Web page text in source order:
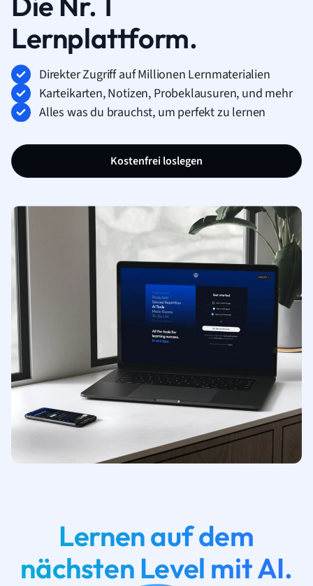
Lernplattform.
Direkter Zugriff auf Millionen Lernmaterialien
Karteikarten, Notizen, Probeklausuren, und mehr
Alles was du brauchst, um perfekt zu lernen
Kostenfrei loslegen
Lernen auf dem
nächsten Level mit AI.